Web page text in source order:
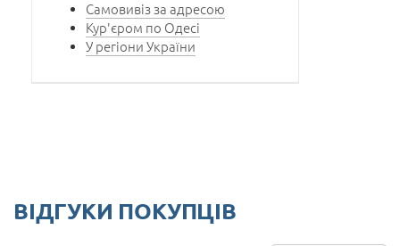
Самовивіз за адресою
Кур'єром по Одесі
У регіони України
ВІДГУКИ ПОКУПЦІВ